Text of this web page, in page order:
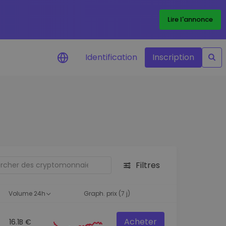
Lire l'annonce
d'investissement
Des informations pertinentes pour
Identification Inscription
Filtres
Volume 24h Graph. prix (7 j)
16.1B € Acheter